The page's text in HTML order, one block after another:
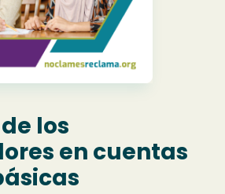
los
en cuentas